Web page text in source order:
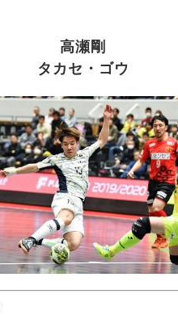
高瀬剛
タカセ・ゴウ